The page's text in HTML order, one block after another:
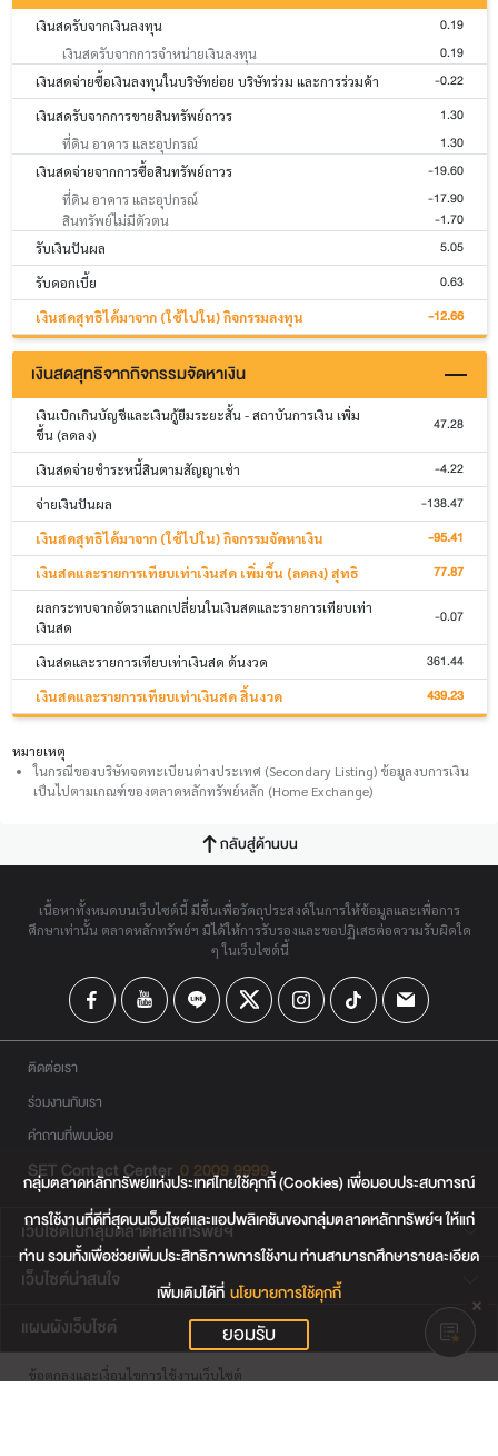
เงินสดรับจากเงินลงทุน 0.19
เงินสดรับจากการจำหน่ายเงินลงทุน 0.19
เงินสดจ่ายซื้อเงินลงทุนในบริษัทย่อย บริษัทร่วม และการร่วมค้า -0.22
เงินสดรับจากการขายสินทรัพย์ถาวร 1.30
ที่ดิน อาคาร และอุปกรณ์ 1.30
เงินสดจ่ายจากการซื้อสินทรัพย์ถาวร -19.60
ที่ดิน อาคาร และอุปกรณ์ -17.90
สินทรัพย์ไม่มีตัวตน -1.70
รับเงินปันผล 5.05
รับดอกเบี้ย 0.63
เงินสดสุทธิได้มาจาก (ใช้ไปใน) กิจกรรมลงทุน -12.66
เงินสดสุทธิจากกิจกรรมจัดหาเงิน
เงินเบิกเกินบัญชีและเงินกู้ยืมระยะสั้น - สถาบันการเงิน เพิ่ม
ขึ้น (ลดลง)
47.28
เงินสดจ่ายชำระหนี้สินตามสัญญาเช่า -4.22
จ่ายเงินปันผล -138.47
เงินสดสุทธิได้มาจาก (ใช้ไปใน) กิจกรรมจัดหาเงิน -95.41
เงินสดและรายการเทียบเท่าเงินสด เพิ่มขึ้น (ลดลง) สุทธิ 77.87
ผลกระทบจากอัตราแลกเปลี่ยนในเงินสดและรายการเทียบเท่า
เงินสด
-0.07
เงินสดและรายการเทียบเท่าเงินสด ต้นงวด 361.44
เงินสดและรายการเทียบเท่าเงินสด สิ้นงวด 439.23
หมายเหตุ
ในกรณีของบริษัทจดทะเบียนต่างประเทศ (Secondary Listing) ข้อมูลงบการเงิน
เป็นไปตามเกณฑ์ของตลาดหลักทรัพย์หลัก (Home Exchange)
กลับสู่ด้านบน
เนื้อหาทั้งหมดบนเว็บไซต์นี้ มีขึ้นเพื่อวัตถุประสงค์ในการให้ข้อมูลและเพื่อการ
ศึกษาเท่านั้น ตลาดหลักทรัพย์ฯ มิได้ให้การรับรองและขอปฏิเสธต่อความรับผิดใด
ๆ ในเว็บไซต์นี้
ติดต่อเรา
ร่วมงานกับเรา
คำถามที่พบบ่อย
SET Contact Center 0 2009 9999
เว็บไซต์ในกลุ่มตลาดหลักทรัพย์ฯ
เว็บไซต์น่าสนใจ
แผนผังเว็บไซต์
ข้อตกลงและเงื่อนไขการใช้งานเว็บไซต์
กลุ่มตลาดหลักทรัพย์แห่งประเทศไทยใช้คุกกี้ (Cookies) เพื่อมอบประสบการณ์
การใช้งานที่ดีที่สุดบนเว็บไซต์และแอปพลิเคชันของกลุ่มตลาดหลักทรัพย์ฯ ให้แก่
ท่าน รวมทั้งเพื่อช่วยเพิ่มประสิทธิภาพการใช้งาน ท่านสามารถศึกษารายละเอียด
เพิ่มเติมได้ที่ นโยบายการใช้คุกกี้
ยอมรับ